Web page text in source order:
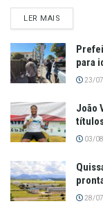
LER MAIS
para
23/
João
03/
28/